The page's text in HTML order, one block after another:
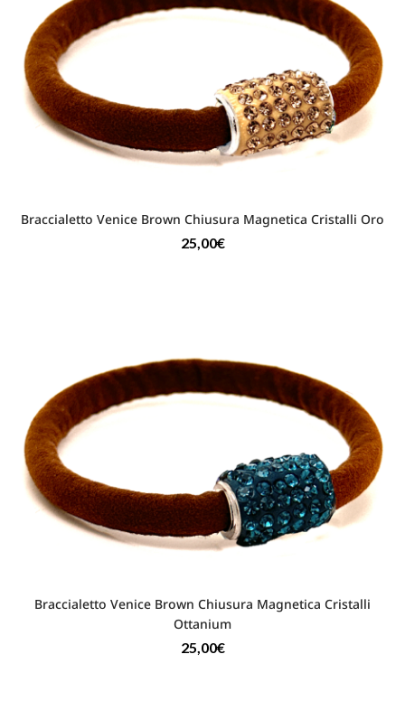
Braccialetto Venice Brown Chiusura Magnetica Cristalli Oro
25,00€
Braccialetto Venice Brown Chiusura Magnetica Cristalli
Ottanium
25,00€